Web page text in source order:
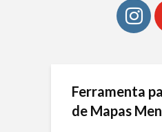
Ferramenta
de Mapas